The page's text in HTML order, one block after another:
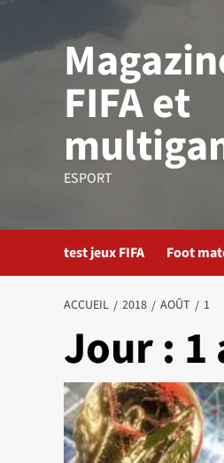
contenu
FIFA et
ESPORT
test jeux FIFA Foot
ACCUEIL 2018 AOÛT 1
Jour : 1